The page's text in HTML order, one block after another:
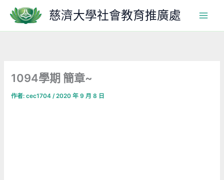
主
慈濟大學社會教育推廣處
1094學期 簡章~
作者:cec1704/2020 年 9 月 8 日